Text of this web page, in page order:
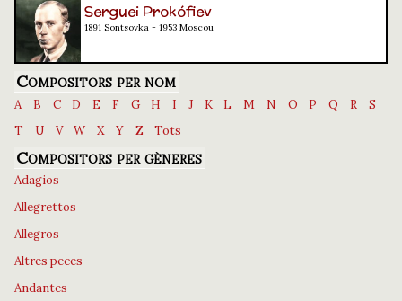
Serguei Prokófiev
1891 Sontsovka - 1953 Moscou
Compositors per nom
A B C D E F G H I J K L M N O P Q R
S
T
U V W X Y Z Tots
Compositors per gèneres
Adagios
Allegrettos
Allegros
Altres peces
Andantes